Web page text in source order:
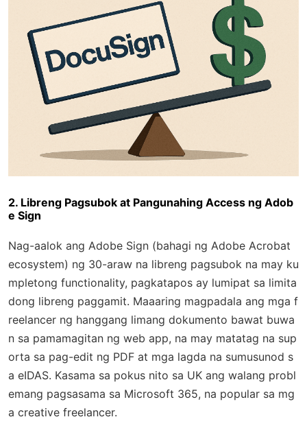
2. Libreng Pagsubok at Pangunahing Access ng Adob
e Sign
Nag-aalok ang Adobe Sign (bahagi ng Adobe Acrobat
ecosystem) ng 30-araw na libreng pagsubok na may ku
mpletong functionality, pagkatapos ay lumipat sa limita
dong libreng paggamit. Maaaring magpadala ang mga f
reelancer ng hanggang limang dokumento bawat buwa
n sa pamamagitan ng web app, na may matatag na sup
orta sa pag-edit ng PDF at mga lagda na sumusunod s
a eIDAS. Kasama sa pokus nito sa UK ang walang probl
emang pagsasama sa Microsoft 365, na popular sa mg
a creative freelancer.